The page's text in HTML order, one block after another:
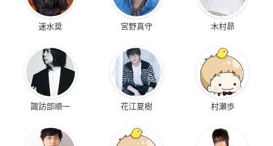
速水奨 宮野真守 木村昴
諏訪部順一 花江夏樹 村瀬歩